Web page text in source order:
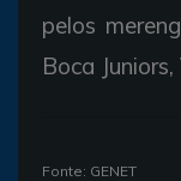
pelos
Boca
Fonte: GENET